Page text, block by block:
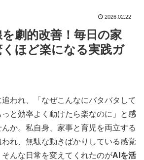
2026.02.22
劇的改善！毎日の家
ほど楽になる実践ガ
われ、「なぜこんなにバタバタして
と効率よく動けたら楽なのに」と感
か。私自身、家事と育児を両立する
れ、無駄な動きばかりしている感覚
んな日常を変えてくれたのがAIを活